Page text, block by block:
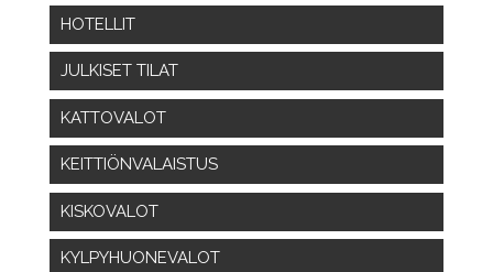
HOTELLIT
JULKISET TILAT
KATTOVALOT
KEITTIÖNVALAISTUS
KISKOVALOT
KYLPYHUONEVALOT